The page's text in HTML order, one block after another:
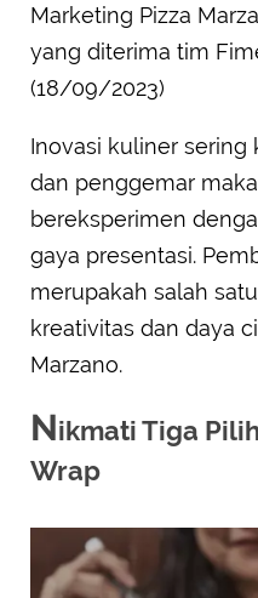
Marketing Pizza
yang diterima tim
(18/09/2023)
Inovasi kuliner
dan penggemar
bereksperimen
gaya presentasi.
merupakah salah
kreativitas dan daya
Marzano.
Nikmati Tiga
Wrap